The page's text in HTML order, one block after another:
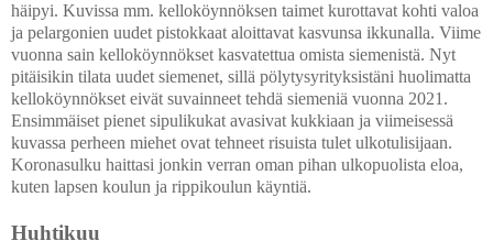
häipyi. Kuvissa mm. kelloköynnöksen taimet kurottavat kohti valoa
ja pelargonien uudet pistokkaat aloittavat kasvunsa ikkunalla. Viime
vuonna sain kelloköynnökset kasvatettua omista siemenistä. Nyt
pitäisikin tilata uudet siemenet, sillä pölytysyrityksistäni huolimatta
kelloköynnökset eivät suvainneet tehdä siemeniä vuonna 2021.
Ensimmäiset pienet sipulikukat avasivat kukkiaan ja viimeisessä
kuvassa perheen miehet ovat tehneet risuista tulet ulkotulisijaan.
Koronasulku haittasi jonkin verran oman pihan ulkopuolista eloa,
kuten lapsen koulun ja rippikoulun käyntiä.
Huhtikuu